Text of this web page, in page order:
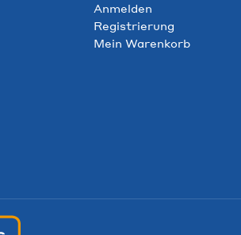
Anmelden
Registrierung
Mein Warenkorb